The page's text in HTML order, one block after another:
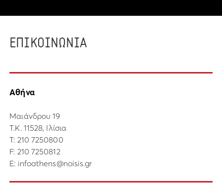
ΕΠΙΚΟΙΝΩΝΙΑ
Αθήνα
Μαιάνδρου 19
Τ.Κ. 11528, Ιλίσια
Τ: 210 7250800
F: 210 7250812
E: infoathens@noisis.gr